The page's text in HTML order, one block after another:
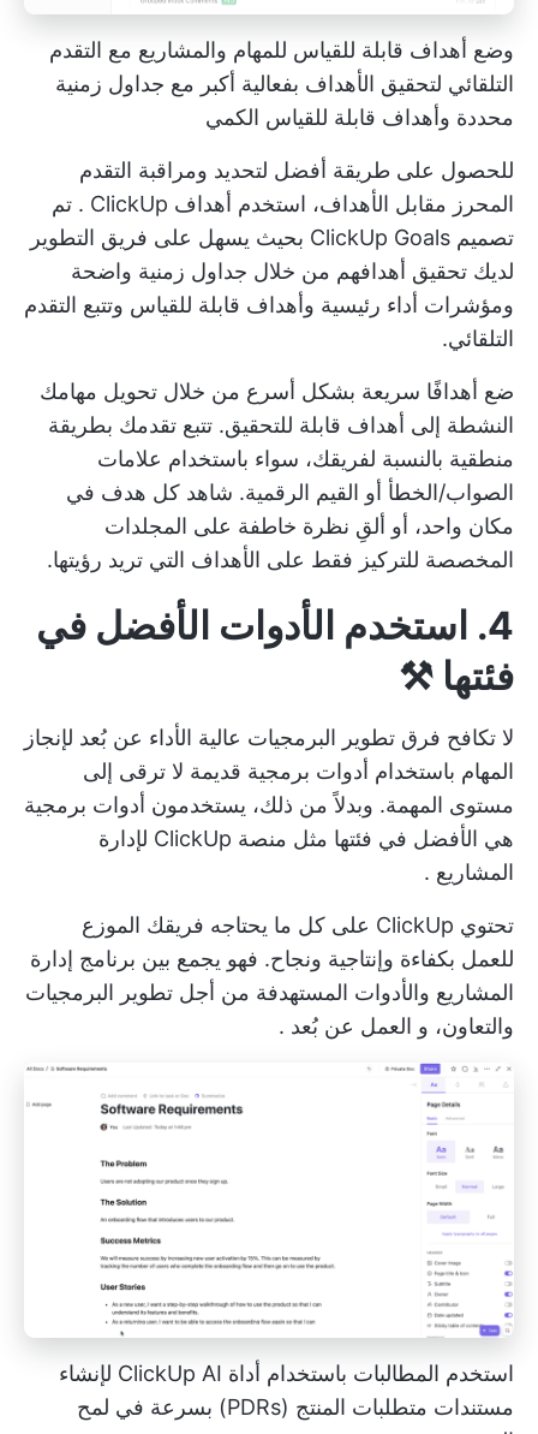
وضع أهداف قابلة للقياس للمهام والمشاريع مع التقدم
التلقائي لتحقيق الأهداف بفعالية أكبر مع جداول زمنية
محددة وأهداف قابلة للقياس الكمي
للحصول على طريقة أفضل لتحديد ومراقبة التقدم
المحرز مقابل الأهداف، استخدم أهداف ClickUp
. تم
تصميم ClickUp Goals بحيث يسهل على فريق التطوير
لديك تحقيق أهدافهم من خلال جداول زمنية واضحة
ومؤشرات أداء رئيسية وأهداف قابلة للقياس وتتبع التقدم
التلقائي.
ضع أهدافًا سريعة بشكل أسرع من خلال تحويل مهامك
النشطة إلى أهداف قابلة للتحقيق. تتبع تقدمك بطريقة
منطقية بالنسبة لفريقك، سواء باستخدام علامات
الصواب/الخطأ أو القيم الرقمية. شاهد كل هدف في
مكان واحد، أو ألقِ نظرة خاطفة على المجلدات
المخصصة للتركيز فقط على الأهداف التي تريد رؤيتها.
4. استخدم الأدوات الأفضل في
فئتها ⚒️
لا تكافح فرق تطوير البرمجيات عالية الأداء عن بُعد لإنجاز
المهام باستخدام أدوات برمجية قديمة لا ترقى إلى
مستوى المهمة. وبدلاً من ذلك، يستخدمون أدوات برمجية
هي الأفضل في فئتها مثل
منصة ClickUp لإدارة
المشاريع .
تحتوي ClickUp على كل ما يحتاجه فريقك الموزع
للعمل بكفاءة وإنتاجية ونجاح. فهو يجمع بين برنامج إدارة
المشاريع والأدوات المستهدفة من أجل تطوير البرمجيات
والتعاون، و العمل عن بُعد .
استخدم المطالبات باستخدام أداة ClickUp AI لإنشاء
مستندات متطلبات المنتج (PDRs) بسرعة في لمح